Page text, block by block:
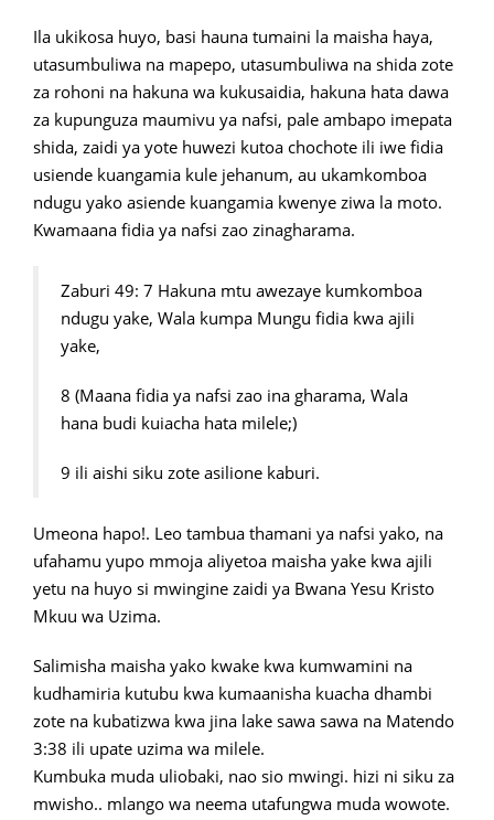
Ila ukikosa huyo, basi hauna tumaini la maisha haya,
utasumbuliwa na mapepo, utasumbuliwa na shida zote
za rohoni na hakuna wa kukusaidia, hakuna hata dawa
za kupunguza maumivu ya nafsi, pale ambapo imepata
shida, zaidi ya yote huwezi kutoa chochote ili iwe fidia
usiende kuangamia kule jehanum, au ukamkomboa
ndugu yako asiende kuangamia kwenye ziwa la moto.
Kwamaana fidia ya nafsi zao zinagharama.
Zaburi 49: 7 Hakuna mtu awezaye kumkomboa
ndugu yake, Wala kumpa Mungu fidia kwa ajili
yake,
8 (Maana fidia ya nafsi zao ina gharama, Wala
hana budi kuiacha hata milele;)
9 ili aishi siku zote asilione kaburi.
Umeona hapo!. Leo tambua thamani ya nafsi yako, na
ufahamu yupo mmoja aliyetoa maisha yake kwa ajili
yetu na huyo si mwingine zaidi ya Bwana Yesu Kristo
Mkuu wa Uzima.
Salimisha maisha yako kwake kwa kumwamini na
kudhamiria kutubu kwa kumaanisha kuacha dhambi
zote na kubatizwa kwa jina lake sawa sawa na Matendo
3:38 ili upate uzima wa milele.
Kumbuka muda uliobaki, nao sio mwingi. hizi ni siku za
mwisho.. mlango wa neema utafungwa muda wowote.